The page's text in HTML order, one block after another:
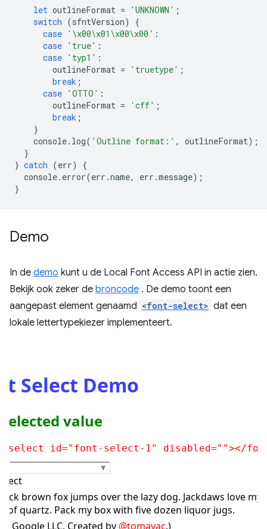
let outlineFormat = 'UNKNOWN' ;
switch (sfntVersion)
{
case '\x00\x01\x00\x00' :
case 'true' :
case 'typ1' :
outlineFormat = 'truetype' ;
break ;
case 'OTTO' :
outlineFormat = 'cff' ;
break ;
}
console. log( 'Outline format:' , outlineFormat);
}
} catch (err)
{
console. error(err .name, err .message);
}
Demo
In de demo kunt u de Local Font Access API in actie zien.
Bekijk ook zeker de broncode . De demo toont een
aangepast element genaamd <font-select> dat een
lokale lettertypekiezer implementeert.